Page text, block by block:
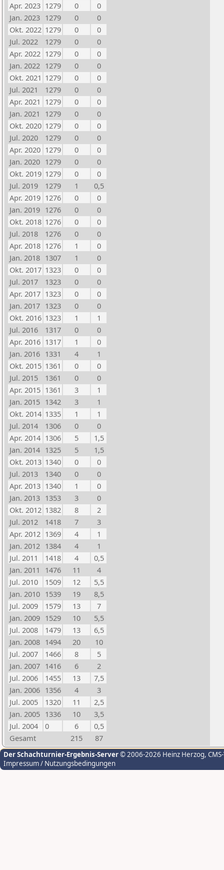
Apr. 2023 1279 0
0
Jan. 2023 1279 0
0
Okt. 2022 1279 0
0
Jul. 2022
1279 0
0
Apr. 2022 1279 0
0
Jan. 2022 1279 0
0
Okt. 2021 1279 0
0
Jul. 2021
1279 0
0
Apr. 2021 1279 0
0
Jan. 2021
1279 0
0
Okt. 2020 1279 0
0
Jul. 2020
1279 0
0
Apr. 2020 1279 0
0
Jan. 2020 1279 0
0
Okt. 2019 1279 0
0
Jul. 2019
1279 1
0,5
Apr. 2019 1276 0
0
Jan. 2019 1276 0
0
Okt. 2018 1276 0
0
Jul. 2018
1276 0
0
Apr. 2018 1276 1
0
Jan. 2018 1307 1
0
Okt. 2017 1323 0
0
Jul. 2017
1323 0
0
Apr. 2017 1323 0
0
Jan. 2017 1323 0
0
Okt. 2016 1323 1
1
Jul. 2016
1317 0
0
Apr. 2016 1317 1
0
Jan. 2016 1331 4
1
Okt. 2015 1361 0
0
Jul. 2015
1361 0
0
Apr. 2015 1361 3
1
Jan. 2015 1342 3
1
Okt. 2014 1335 1
1
Jul. 2014
1306 0
0
Apr. 2014 1306 5
1,5
Jan. 2014 1325 5
1,5
Okt. 2013 1340 0
0
Jul. 2013
1340 0
0
Apr. 2013 1340 1
0
Jan. 2013 1353 3
0
Okt. 2012 1382 8
2
Jul. 2012
1418 7
3
Apr. 2012 1369 4
1
Jan. 2012 1384 4
1
Jul. 2011
1418 4
0,5
Jan. 2011
1476 11
4
Jul. 2010
1509 12
5,5
Jan. 2010 1539 19
8,5
Jul. 2009
1579 13
7
Jan. 2009 1529 10
5,5
Jul. 2008
1479 13
6,5
Jan. 2008 1494 20
10
Jul. 2007
1466 8
5
Jan. 2007 1416 6
2
Jul. 2006
1455 13
7,5
Jan. 2006 1356 4
3
Jul. 2005
1320 11
2,5
Jan. 2005 1336 10
3,5
Jul. 2004
0 6
0,5
Gesamt
215 87
Der Schachturnier-Ergebnis-Server© 2006-2026 Heinz Herzog,
Impressum / Nutzungsbedingungen